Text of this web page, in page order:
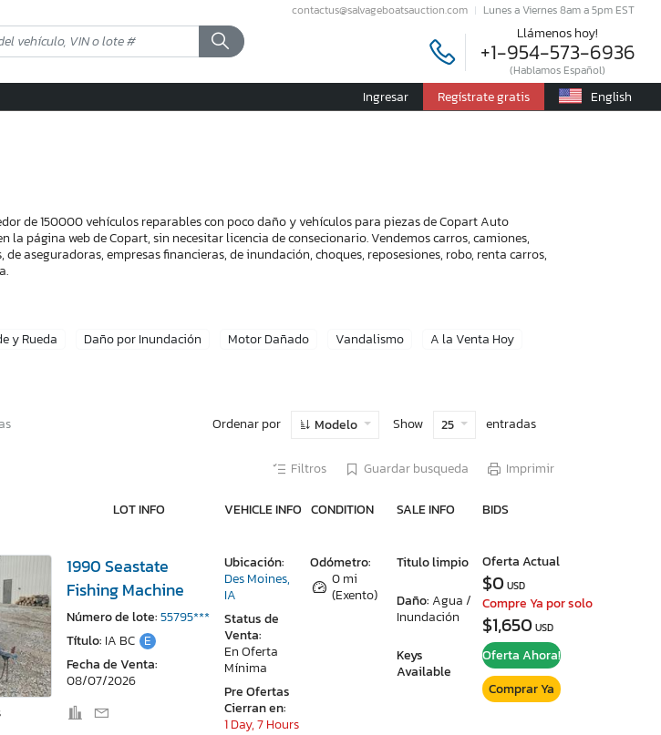
contactus@salvageboatsauction.com Lunes a Viernes 8am a 5pm EST
Llámenos hoy!
+1-954-573-6936
(Hablamos Español)
Ingresar Regístrate gratis English
de 150000 vehículos reparables con poco daño y vehículos para piezas de Copart Auto
página web de Copart, sin necesitar licencia de consecionario. Vendemos carros, camiones,
aseguradoras, empresas financieras, de inundación, choques, reposesiones, robo, renta carros,
y Rueda Daño por Inundación Motor Dañado Vandalismo
A la Venta Hoy
Ordenar por Modelo Show 25 entradas
Filtros Guardar busqueda Imprimir
LOT INFO VEHICLE INFO CONDITION SALE INFO BIDS
1990 Seastate
Fishing Machine
Número de lote:55795***
Título: IA BC E
Fecha de Venta:
08/07/2026
Odómetro:
0 mi
(Exento)
Titulo limpio
Daño:Agua /
Inundación
Keys
Available
Ubicación:
Des Moines,
IA
Status de
Venta:
En Oferta
Mínima
Pre Ofertas
Cierran en:
1 Day, 7 Hours
Oferta Actual
$0USD
Compre Ya por solo
$1,650USD
Oferta Ahora!
Comprar Ya